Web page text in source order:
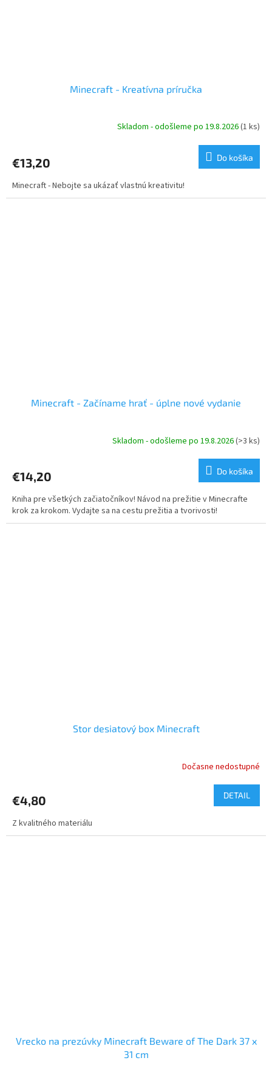
Minecraft - Kreatívna príručka
Skladom - odošleme po 19.8.2026(1 ks)
€13,20 Do košíka
Minecraft - Nebojte sa ukázať vlastnú kreativitu!
Minecraft - Začíname hrať - úplne nové vydanie
Skladom - odošleme po 19.8.2026(>3 ks)
€14,20 Do košíka
Kniha pre všetkých začiatočníkov! Návod na prežitie v Minecrafte
krok za krokom. Vydajte sa na cestu prežitia a tvorivosti!
Stor desiatový box Minecraft
Dočasne nedostupné
€4,80 DETAIL
Z kvalitného materiálu
Vrecko na prezúvky Minecraft Beware of The Dark 37 x
31 cm